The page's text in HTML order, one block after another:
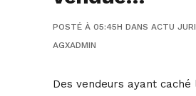
POSTÉ À 05:45H DANS ACTU
AGXADMIN
Des vendeurs ayant caché